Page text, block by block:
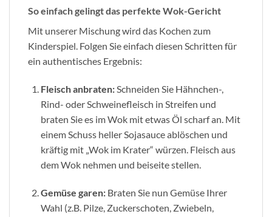
So einfach gelingt das perfekte Wok-Gericht
Mit unserer Mischung wird das Kochen zum
Kinderspiel. Folgen Sie einfach diesen Schritten für
ein authentisches Ergebnis:
Fleisch anbraten:Schneiden Sie Hähnchen-,
Rind- oder Schweinefleisch in Streifen und
braten Sie es im Wok mit etwas Öl scharf an. Mit
einem Schuss heller Sojasauce ablöschen und
kräftig mit „Wok im Krater“ würzen. Fleisch aus
dem Wok nehmen und beiseite stellen.
Gemüse garen:Braten Sie nun Gemüse Ihrer
Wahl (z.B. Pilze, Zuckerschoten, Zwiebeln,